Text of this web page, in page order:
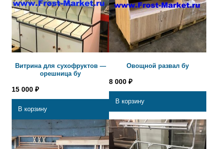
Витрина для сухофруктов —
орешница бу
15 000 ₽
В корзину
Овощной развал бу
8 000 ₽
В корзину